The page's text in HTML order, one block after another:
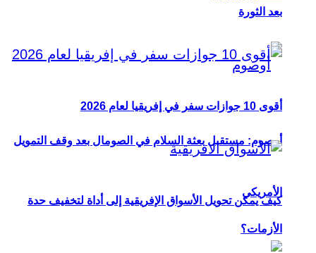
أوصوم: مستقبل بعثة السلام في الصومال بعد وقف التمويل
الأمريكي
بعد الثورة
أقوى 10 جوازات سفر في إفريقيا لعام 2026
كيف يمكن تحويل الأسواق الإفريقية إلى أداة لتخفيف حدة
الأزمات؟